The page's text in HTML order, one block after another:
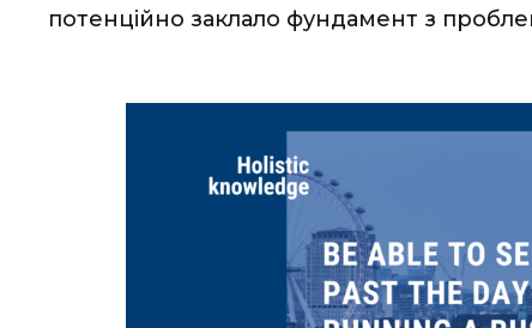
потенційно заклало фундамент з